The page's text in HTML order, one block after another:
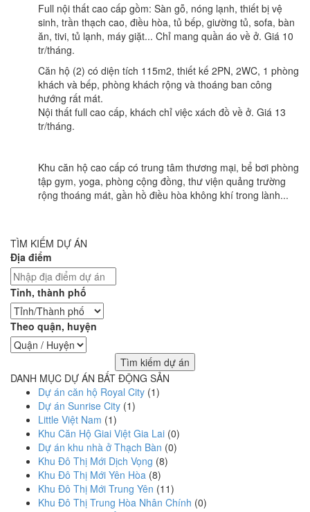
Full nội thất cao cấp gồm: Sàn gỗ, nóng lạnh, thiết bị vệ
sinh, trần thạch cao, điều hòa, tủ bếp, giường tủ, sofa, bàn
ăn, tivi, tủ lạnh, máy giặt... Chỉ mang quần áo về ở. Giá 10
tr/tháng.
Căn hộ (2) có diện tích 115m2, thiết kế 2PN, 2WC, 1 phòng
khách và bếp, phòng khách rộng và thoáng ban công
hướng rất mát.
Nội thất full cao cấp, khách chỉ việc xách đồ về ở. Giá 13
tr/tháng.
Khu căn hộ cao cấp có trung tâm thương mại, bể bơi phòng
tập gym, yoga, phòng cộng đồng, thư viện quảng trường
rộng thoáng mát, gần hồ điều hòa không khí trong lành...
TÌM KIẾM DỰ ÁN
Địa điểm
Tỉnh, thành phố
Theo quận, huyện
DANH MỤC DỰ ÁN BẤT ĐỘNG SẢN
Dự án căn hộ Royal City (1)
Dự án Sunrise City (1)
Little Việt Nam (1)
Khu Căn Hộ Giai Việt Gia Lai (0)
Dự án khu nhà ở Thạch Bàn (0)
Khu Đô Thị Mới Dịch Vọng (8)
Khu Đô Thị Mới Yên Hòa (8)
Khu Đô Thị Mới Trung Yên (11)
Khu Đô Thị Trung Hòa Nhân Chính (0)